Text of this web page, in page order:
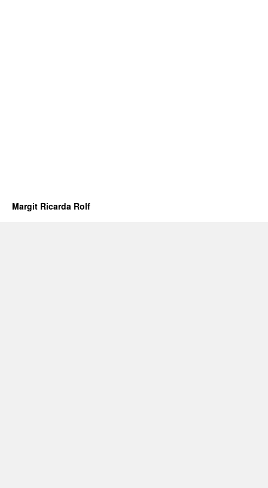
Margit Ricarda Rolf